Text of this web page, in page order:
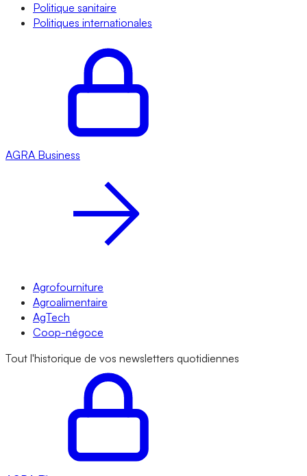
Politique sanitaire
Politiques internationales
AGRA Business
Agrofourniture
Agroalimentaire
AgTech
Coop-négoce
Tout l'historique de vos newsletters quotidiennes